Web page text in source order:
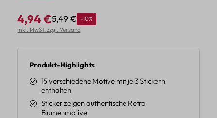
Verkaufspreis:
4,94 €Regulärer Preis:
5,49 € Rabatt
-10%
inkl. MwSt. zzgl. Versand
Produkt-Highlights
15 verschiedene Motive mit je 3 Stickern
enthalten
Sticker zeigen authentische Retro
Blumenmotive